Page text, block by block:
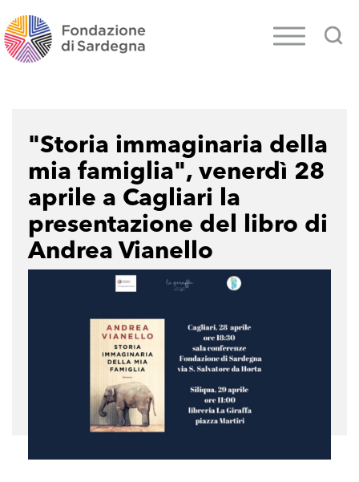
"Storia immaginaria della
mia famiglia", venerdì 28
aprile a Cagliari la
presentazione del libro di
Andrea Vianello